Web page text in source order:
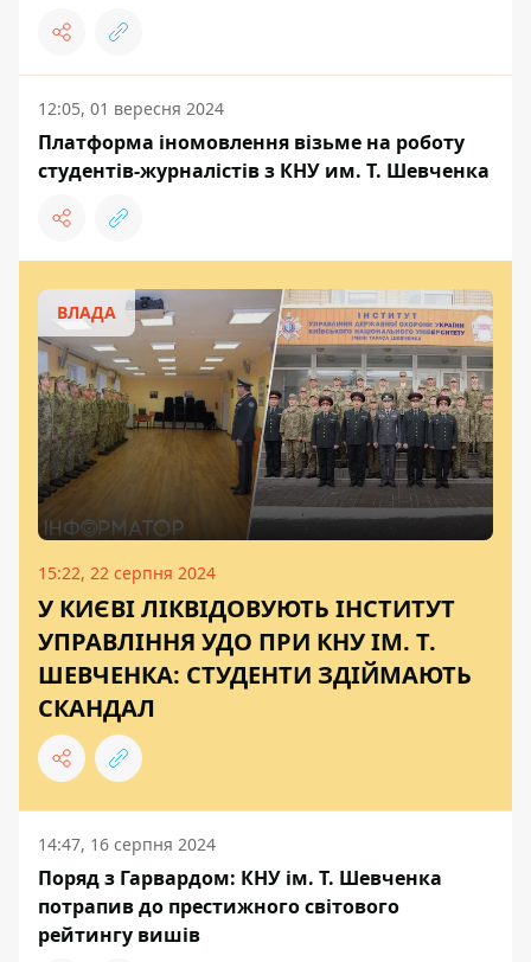
12:05, 01 вересня 2024
Платформа іномовлення візьме на роботу
студентів-журналістів з КНУ им. Т. Шевченка
ВЛАДА
15:22, 22 серпня 2024
У КИЄВІ ЛІКВІДОВУЮТЬ ІНСТИТУТ
УПРАВЛІННЯ УДО ПРИ КНУ ІМ. Т.
ШЕВЧЕНКА: СТУДЕНТИ ЗДІЙМАЮТЬ
СКАНДАЛ
14:47, 16 серпня 2024
Поряд з Гарвардом: КНУ ім. Т. Шевченка
потрапив до престижного світового
рейтингу вишів